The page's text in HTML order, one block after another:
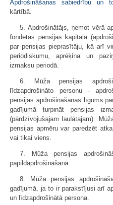
Apdrošināšanas sabiedrību un
kārtībā.
5. Apdrošinātājs, ņemot vērā
fondētās pensijas kapitāla
par pensijas pieprasītāju, kā arī
periodiskumu, aprēķina un
izmaksu periodā.
6. Mūža pensijas
līdzapdrošināto personu -
pensijas apdrošināšanas līgums
gadījumā turpināt pensijas
(pārdzīvojušajam laulātajam).
pensijas apmēru var paredzēt
vai tikai viens.
7. Mūža pensijas
papildapdrošināšana.
8. Mūža pensijas
gadījumā, ja to ir parakstījusi arī
un līdzapdrošinātā persona.